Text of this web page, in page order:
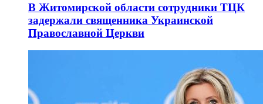
В Житомирской области сотрудники ТЦК
задержали священника Украинской
Православной Церкви